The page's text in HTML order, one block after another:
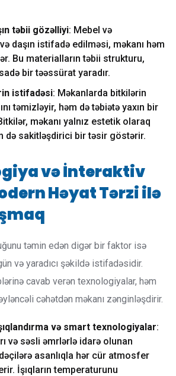
təbii gözəlliyi: Mebel və
daşın istifadə edilməsi, məkanı həm
Bu materialların təbii strukturu,
bir təəssürat yaradır.
istifadəsi: Məkanlarda bitkilərin
təmizləyir, həm də təbiətə yaxın bir
məkanı yalnız estetik olaraq
də sakitləşdirici bir təsir göstərir.
və İnteraktiv
Həyat Tərzi ilə
təmin edən digər bir faktor isə
və yaradıcı şəkildə istifadəsidir.
cavab verən texnologiyalar, həm
cəhətdən məkanı zənginləşdirir.
və smart texnologiyalar:
və səsli əmrlərlə idarə olunan
asanlıqla hər cür atmosfer
İşıqların temperaturunu